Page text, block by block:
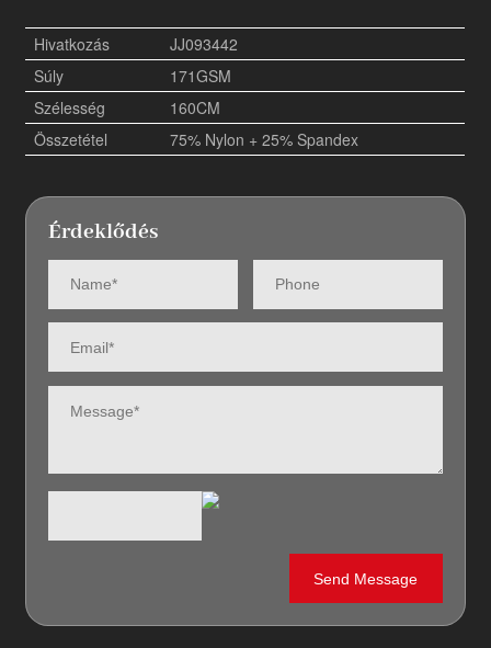
Hivatkozás
JJ093442
Súly
171GSM
Szélesség
160CM
Összetétel
75% Nylon + 25% Spandex
Érdeklődés